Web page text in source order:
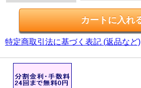
特定商取引法に基づく表記 (返品など)